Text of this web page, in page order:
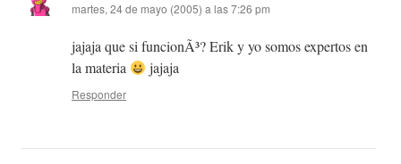
martes, 24 de mayo (2005) a las 7:26 pm
jajaja que si funcionÃ³? Erik y yo somos expertos en
la materia
jajaja
Responder